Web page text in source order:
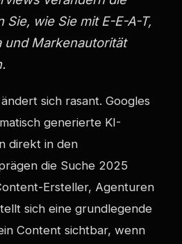
Sie, wie Sie mit E-E-A-T,
und Markenautorität
sich rasant. Googles
generierte KI-
direkt in den
die Suche 2025
Ersteller, Agenturen
sich eine grundlegende
Content sichtbar, wenn